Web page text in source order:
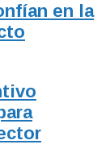
en la